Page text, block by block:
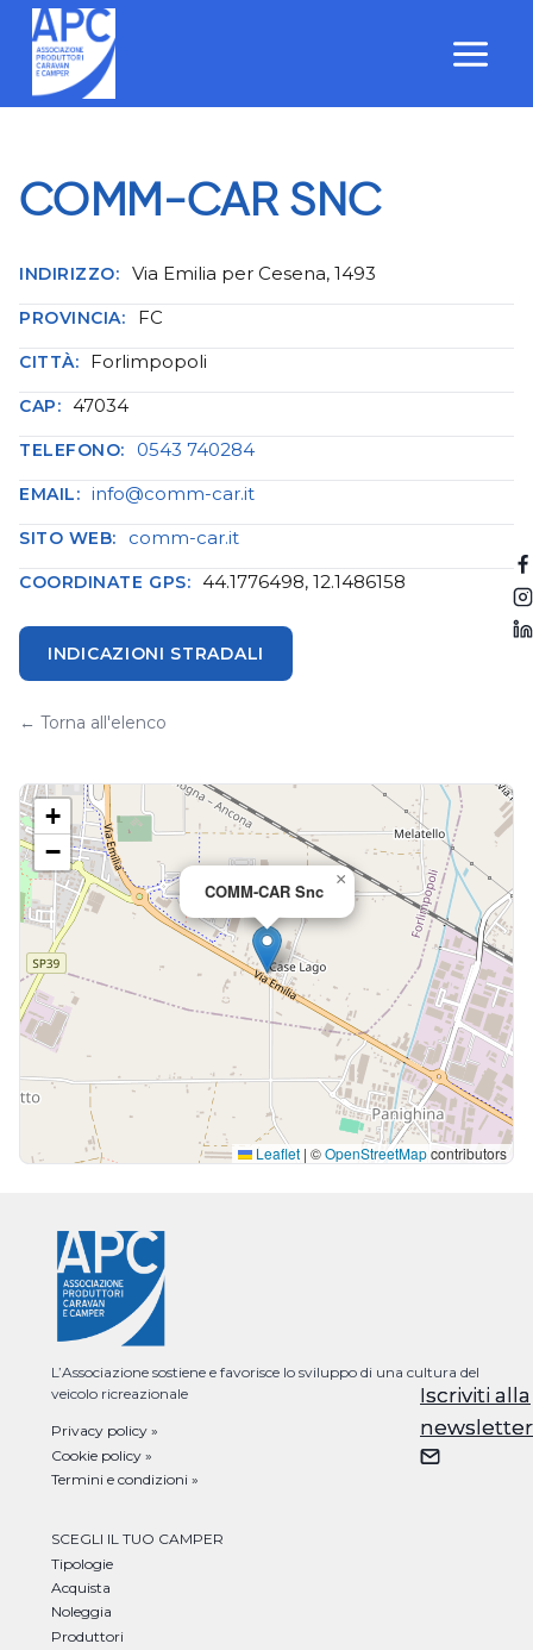
Salta
contenuto
Iscriviti alla
newsletter
COMM-CAR SNC
INDIRIZZO: Via Emilia per Cesena, 1493
PROVINCIA: FC
CITTÀ: Forlimpopoli
CAP: 47034
TELEFONO: 0543 740284
EMAIL: info@comm-car.it
SITO WEB: comm-car.it
COORDINATE GPS: 44.1776498, 12.1486158
INDICAZIONI STRADALI
← Torna all'elenco
COMM-CAR Snc
×
+
−
Leaflet | ©OpenStreetMapcontributors
L’Associazione sostiene e favorisce lo sviluppo di una cultura del
veicolo ricreazionale
Privacy policy »
Cookie policy »
Termini e condizioni »
SCEGLI IL TUO CAMPER
Tipologie
Acquista
Noleggia
Produttori
Iscriviti alla
newsletter